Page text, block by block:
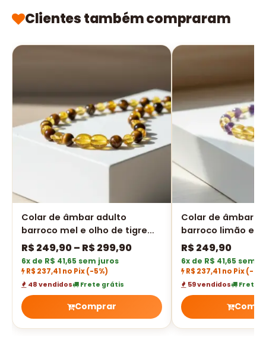
Clientes também compraram
Colar de âmbar adulto
barroco mel e olho de tigre
polido
R$249,90– R$299,90
6x de R$ 41,65 sem juros
R$ 237,41 no Pix(-5%)
48 vendidos Frete grátis
Comprar
Colar de âmbar
barroco limão e
polido - 45 cm
R$249,90
6x de R$ 41,65 sem
R$ 237,41 no Pix(-
59 vendidos Frete